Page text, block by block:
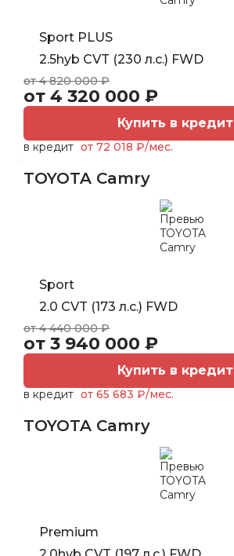
Sport PLUS
2.5hyb CVT (230 л.с.) FWD
от 4 820 000 ₽
от 4 320 000 ₽
Купить в кредит
в кредит от 72 018 ₽/мес.
TOYOTA Camry
Sport
2.0 CVT (173 л.с.) FWD
от 4 440 000 ₽
от 3 940 000 ₽
Купить в кредит
в кредит от 65 683 ₽/мес.
TOYOTA Camry
Premium